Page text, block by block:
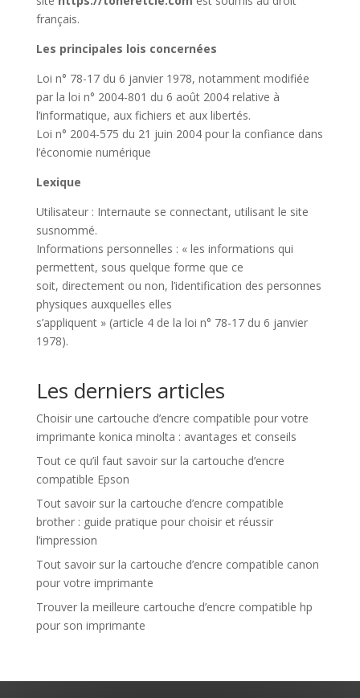
français.
Les principales lois concernées
Loi n° 78-17 du 6 janvier 1978, notamment modifiée
par la loi n° 2004-801 du 6 août 2004 relative à
l’informatique, aux fichiers et aux libertés.
Loi n° 2004-575 du 21 juin 2004 pour la confiance dans
l’économie numérique
Lexique
Utilisateur : Internaute se connectant, utilisant le site
susnommé.
Informations personnelles : « les informations qui
permettent, sous quelque forme que ce
soit, directement ou non, l’identification des personnes
physiques auxquelles elles
s’appliquent » (article 4 de la loi n° 78-17 du 6 janvier
1978).
Les derniers articles
Choisir une cartouche d’encre compatible pour votre
imprimante konica minolta : avantages et conseils
Tout ce qu’il faut savoir sur la cartouche d’encre
compatible Epson
Tout savoir sur la cartouche d’encre compatible
brother : guide pratique pour choisir et réussir
l’impression
Tout savoir sur la cartouche d’encre compatible canon
pour votre imprimante
Trouver la meilleure cartouche d’encre compatible hp
pour son imprimante